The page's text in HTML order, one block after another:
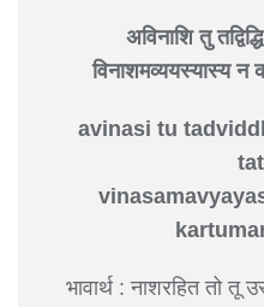
अविनाशि तु
विनाशमव्ययस्यास्य न
avinasi tu
भावार्थ : नाशरहित तो